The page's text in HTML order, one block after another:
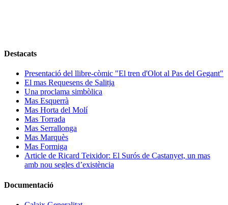
Destacats
Presentació del llibre-còmic "El tren d'Olot al Pas del Gegant"
El mas Requesens de Salitja
Una proclama simbòlica
Mas Esquerrà
Mas Horta del Molí
Mas Torrada
Mas Serrallonga
Mas Marquès
Mas Formiga
Article de Ricard Teixidor: El Surós de Castanyet, un mas
amb nou segles d’existència
Documentació